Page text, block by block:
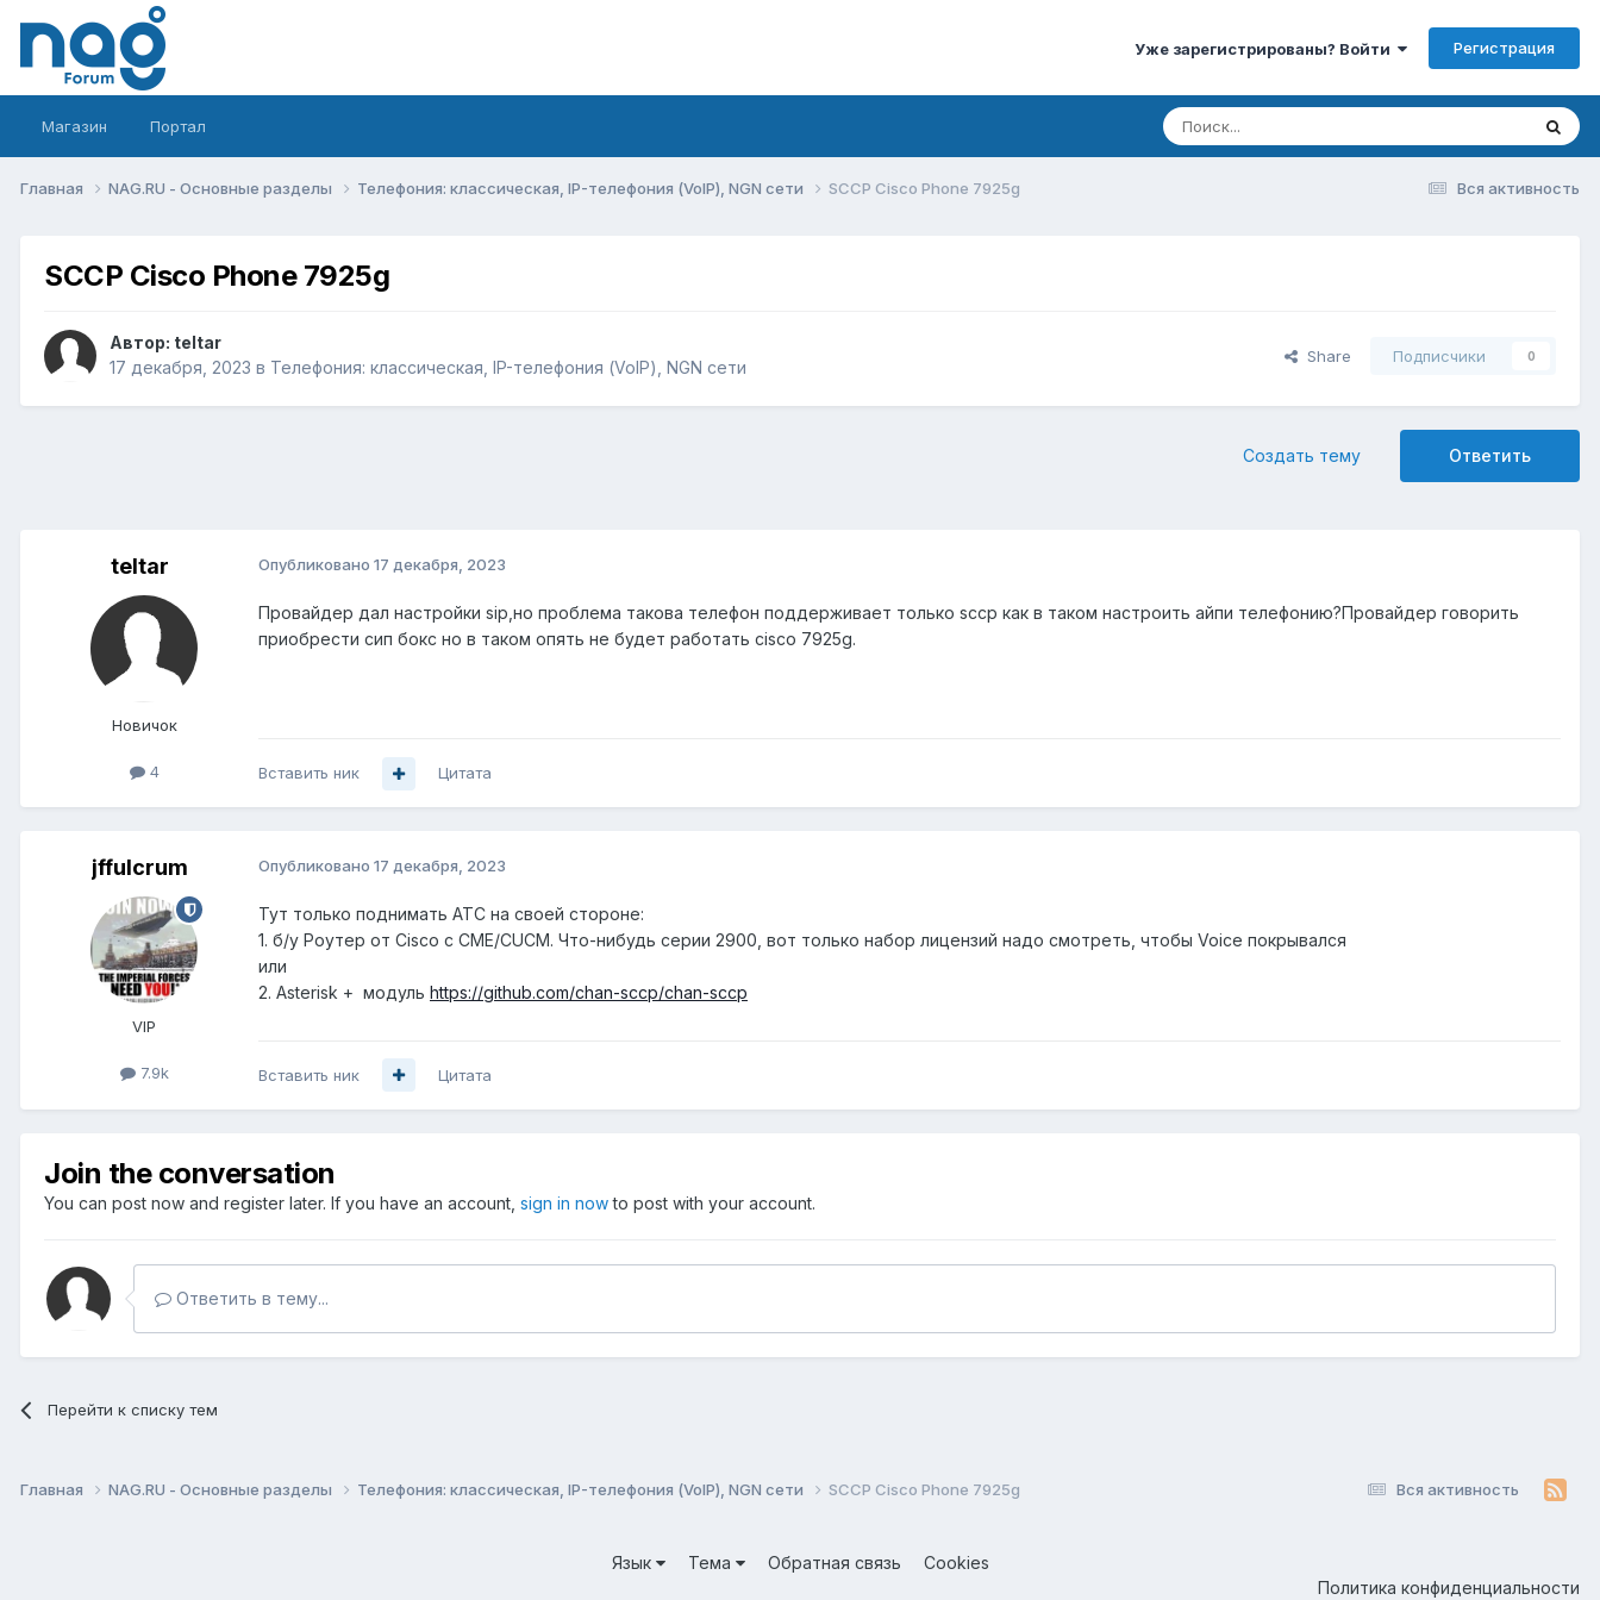
Уже зарегистрированы? Войти Регистрация
Магазин Портал
Вся активность
Главная NAG.RU - Основные разделы Телефония: классическая, IP-телефония (VoIP), NGN сети SCCP Cisco Phone 7925g
SCCP Cisco Phone 7925g
Автор: teltar
17 декабря, 2023 в Телефония: классическая, IP-телефония (VoIP), NGN сети
Share Подписчики 0
Ответить
Создать тему
teltar
Новичок
4
Опубликовано 17 декабря, 2023
Провайдер дал настройки sip,но проблема такова телефон поддерживает только sccp как в таком настроить айпи телефонию?Провайдер говорить
приобрести сип бокс но в таком опять не будет работать cisco 7925g.
Вставить ник Цитата
jffulcrum
VIP
7.9k
Опубликовано 17 декабря, 2023
Тут только поднимать АТС на своей стороне:
1. б/у Роутер от Cisco с CME/CUCM. Что-нибудь серии 2900, вот только набор лицензий надо смотреть, чтобы Voice покрывался
или
2. Asterisk + модуль https://github.com/chan-sccp/chan-sccp
Вставить ник Цитата
Join the conversation
You can post now and register later. If you have an account, sign in nowto post with your account.
Ответить в тему...
Перейти к списку тем
Вся активность
Главная NAG.RU - Основные разделы Телефония: классическая, IP-телефония (VoIP), NGN сети SCCP Cisco Phone 7925g
Язык Тема Обратная связь
Cookies
Политика конфиденциальности